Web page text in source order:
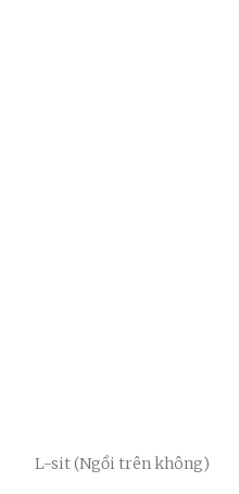
L-sit (Ngồi trên không)